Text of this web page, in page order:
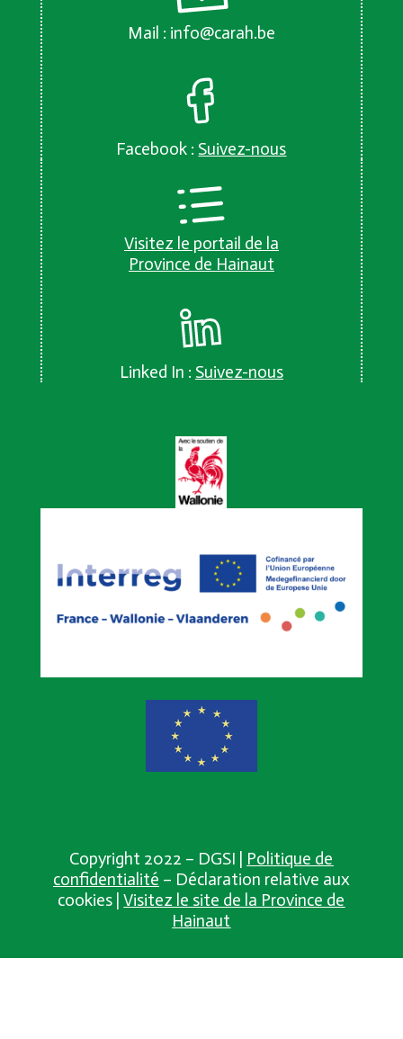
Mail : info@carah.be
Facebook : Suivez-nous
Visitez le portail de la
Province de Hainaut
Linked In : Suivez-nous
Copyright 2022 – DGSI | Politique de
confidentialité – Déclaration relative aux
cookies |Visitez le site de la Province de
Hainaut